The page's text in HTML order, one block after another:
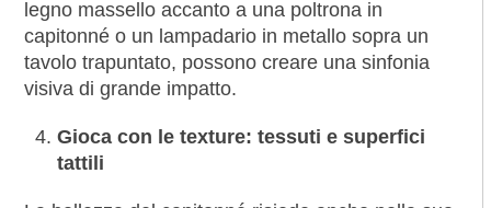
legno massello accanto a una poltrona in
capitonné o un lampadario in metallo sopra un
tavolo trapuntato, possono creare una sinfonia
visiva di grande impatto.
Gioca con le texture: tessuti e superfici
tattili